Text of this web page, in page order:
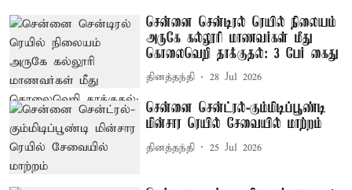
சென்னை சென்டிரல் ரெயில் நிலையம்
அருகே கல்லூரி மாணவர்கள் மீது
கொலைவெறி தாக்குதல்: 3 பேர் கைது
தினத்தந்தி 28 Jul 2026
சென்னை சென்ட்ரல்-கும்மிடிப்பூண்டி
மின்சார ரெயில் சேவையில் மாற்றம்
தினத்தந்தி 25 Jul 2026